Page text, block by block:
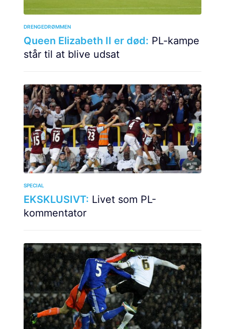
DRENGEDRØMMEN
Queen Elizabeth II er død: PL-kampe
står til at blive udsat
SPECIAL
EKSKLUSIVT: Livet som PL-
kommentator